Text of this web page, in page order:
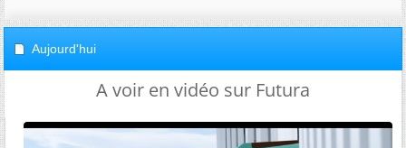
Aujourd'hui
A voir en vidéo sur Futura